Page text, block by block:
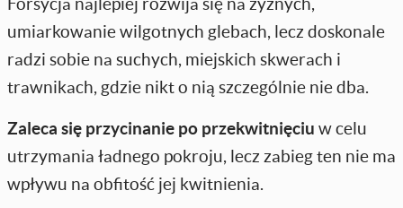
umiarkowanie wilgotnych glebach, lecz doskonale
radzi sobie na suchych, miejskich skwerach i
trawnikach, gdzie nikt o nią szczególnie nie dba.
Zaleca się przycinanie po przekwitnięciu w celu
utrzymania ładnego pokroju, lecz zabieg ten nie ma
wpływu na obfitość jej kwitnienia.